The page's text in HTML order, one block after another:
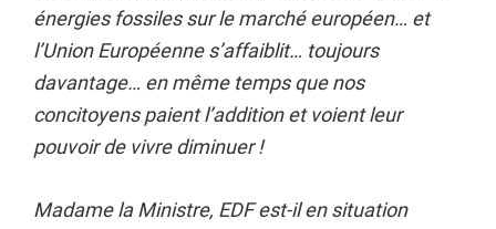
énergies fossiles sur le marché européen… et
l’Union Européenne s’affaiblit… toujours
davantage… en même temps que nos
concitoyens paient l’addition et voient leur
pouvoir de vivre diminuer !
Madame la Ministre, EDF est-il en situation